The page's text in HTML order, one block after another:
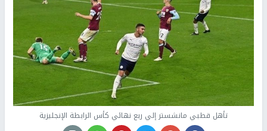
تأهل قطبي مانشستر إلي ربع نهائي كأس الرابطة الإنجليزية